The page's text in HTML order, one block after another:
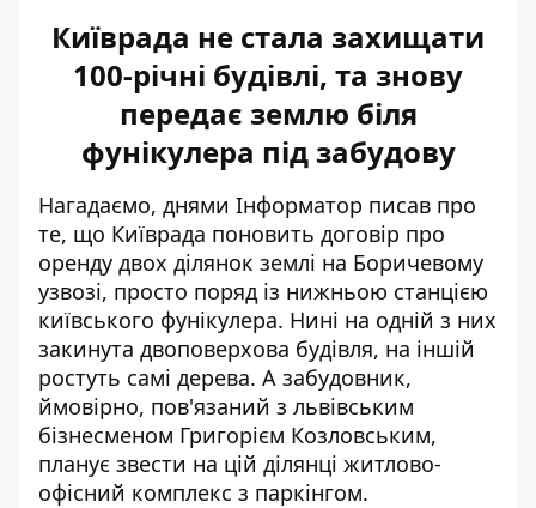
Київрада не стала захищати
100-річні будівлі, та знову
передає землю біля
фунікулера під забудову
Нагадаємо, днями Інформатор писав про
те, що Київрада поновить договір про
оренду двох ділянок землі на Боричевому
узвозі, просто поряд із нижньою станцією
київського фунікулера. Нині на одній з них
закинута двоповерхова будівля, на іншій
ростуть самі дерева. А забудовник,
ймовірно, пов'язаний з львівським
бізнесменом Григорієм Козловським,
планує звести на цій ділянці житлово-
офісний комплекс з паркінгом.